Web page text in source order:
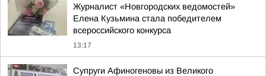
Журналист «Новгородских ведомостей»
Елена Кузьмина стала победителем
всероссийского конкурса
13:17
Супруги Афиногеновы из Великого